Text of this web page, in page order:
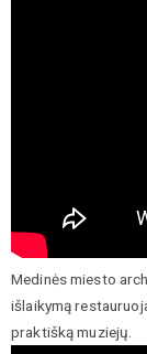
Medinės miesto
išlaikymą
praktišką muziejų.